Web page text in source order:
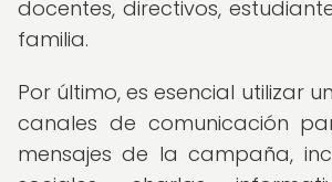
docentes, directivos,
familia.
Por último, es esencial utilizar
canales de comunicación
mensajes de la campaña,